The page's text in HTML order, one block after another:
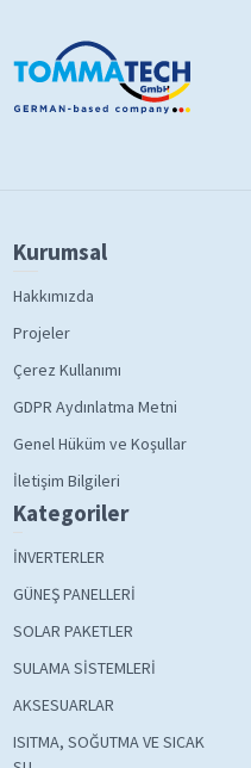
Kurumsal
Hakkımızda
Projeler
Çerez Kullanımı
GDPR Aydınlatma Metni
Genel Hüküm ve Koşullar
İletişim Bilgileri
Kategoriler
İNVERTERLER
GÜNEŞ PANELLERİ
SOLAR PAKETLER
SULAMA SİSTEMLERİ
AKSESUARLAR
ISITMA, SOĞUTMA VE SICAK